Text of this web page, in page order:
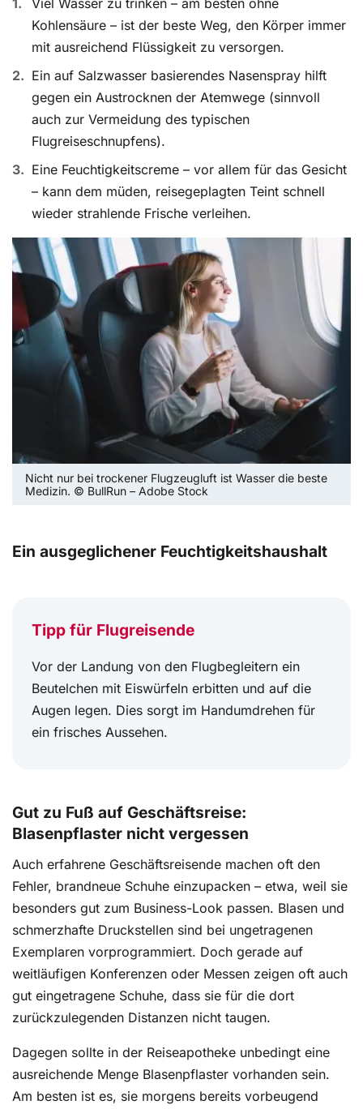
Viel Wasser zu trinken – am besten ohne
Kohlensäure – ist der beste Weg, den Körper immer
mit ausreichend Flüssigkeit zu versorgen.
Ein auf Salzwasser basierendes Nasenspray hilft
gegen ein Austrocknen der Atemwege (sinnvoll
auch zur Vermeidung des typischen
Flugreiseschnupfens).
Eine Feuchtigkeitscreme – vor allem für das Gesicht
– kann dem müden, reisegeplagten Teint schnell
wieder strahlende Frische verleihen.
Nicht nur bei trockener Flugzeugluft ist Wasser die beste
Medizin. © BullRun – Adobe Stock
Ein ausgeglichener Feuchtigkeitshaushalt
Tipp für Flugreisende
Vor der Landung von den Flugbegleitern ein
Beutelchen mit Eiswürfeln erbitten und auf die
Augen legen. Dies sorgt im Handumdrehen für
ein frisches Aussehen.
Gut zu Fuß auf Geschäftsreise:
Blasenpflaster nicht vergessen
Auch erfahrene Geschäftsreisende machen oft den
Fehler, brandneue Schuhe einzupacken – etwa, weil sie
besonders gut zum Business-Look passen. Blasen und
schmerzhafte Druckstellen sind bei ungetragenen
Exemplaren vorprogrammiert. Doch gerade auf
weitläufigen Konferenzen oder Messen zeigen oft auch
gut eingetragene Schuhe, dass sie für die dort
zurückzulegenden Distanzen nicht taugen.
Dagegen sollte in der Reiseapotheke unbedingt eine
ausreichende Menge Blasenpflaster vorhanden sein.
Am besten ist es, sie morgens bereits vorbeugend